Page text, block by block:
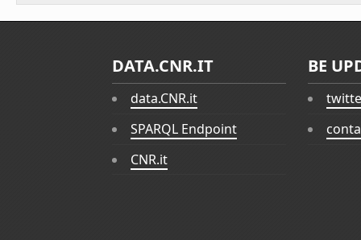
DATA.CNR.IT
data.CNR.it
SPARQL Endpoint
CNR.it
BE